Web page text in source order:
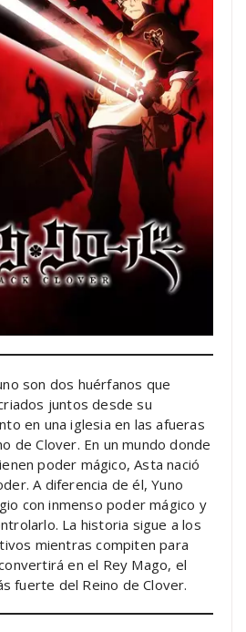
son dos huérfanos que
juntos desde su
en una iglesia en las afueras
de Clover. En un mundo donde
poder mágico, Asta nació
A diferencia de él, Yuno
con inmenso poder mágico y
La historia sigue a los
mientras compiten para
en el Rey Mago, el
fuerte del Reino de Clover.